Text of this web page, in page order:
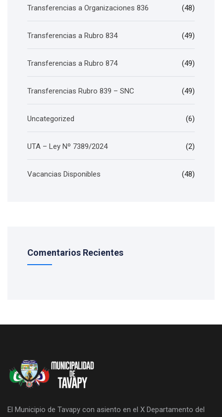
Transferencias a Organizaciones 836 (48)
Transferencias a Rubro 834 (49)
Transferencias a Rubro 874 (49)
Transferencias Rubro 839 – SNC (49)
Uncategorized (6)
UTA – Ley Nº 7389/2024 (2)
Vacancias Disponibles (48)
Comentarios Recientes
El Municipio de Tavapy con asiento en el X Departamento del